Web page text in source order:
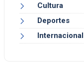
Cultura
Deportes
Internacional